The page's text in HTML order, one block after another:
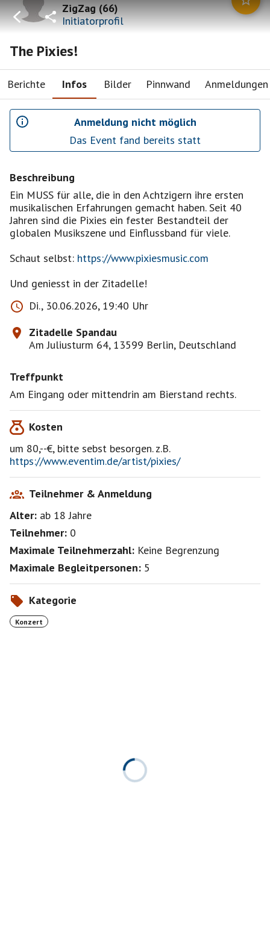
ZigZag(66)
Initiatorprofil
The Pixies!
Berichte Infos Bilder Pinnwand Anmeldungen
Anmeldung nicht möglich
Das Event fand bereits statt
Beschreibung
Ein MUSS für alle, die in den Achtzigern ihre ersten
musikalischen Erfahrungen gemacht haben. Seit 40
Jahren sind die Pixies ein fester Bestandteil der
globalen Musikszene und Einflussband für viele.
Schaut selbst: https://www.pixiesmusic.com
Und geniesst in der Zitadelle!
Di., 30.06.2026, 19:40 Uhr
Zitadelle Spandau
Am Juliusturm 64, 13599 Berlin, Deutschland
Treffpunkt
Am Eingang oder mittendrin am Bierstand rechts.
Kosten
um 80,--€, bitte sebst besorgen. z.B.
https://www.eventim.de/artist/pixies/
Teilnehmer & Anmeldung
Alter: ab 18Jahre
Teilnehmer: 0
Maximale Teilnehmerzahl: Keine Begrenzung
Maximale Begleitpersonen: 5
Kategorie
Konzert